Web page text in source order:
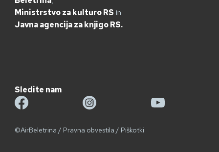
Ministrstvo za kulturo RS in
Javna agencija za knjigo RS.
Sledite nam
©AirBeletrina / Pravna obvestila / Piškotki